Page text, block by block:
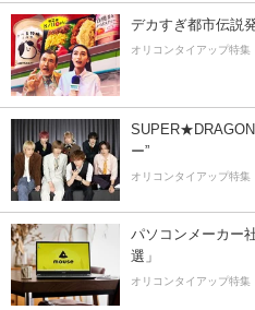
デカすぎ都市伝説
オリコンタイアップ特集
SUPER★DRAGON
ー”
オリコンタイアップ特集
パソコンメーカー
選」
オリコンタイアップ特集